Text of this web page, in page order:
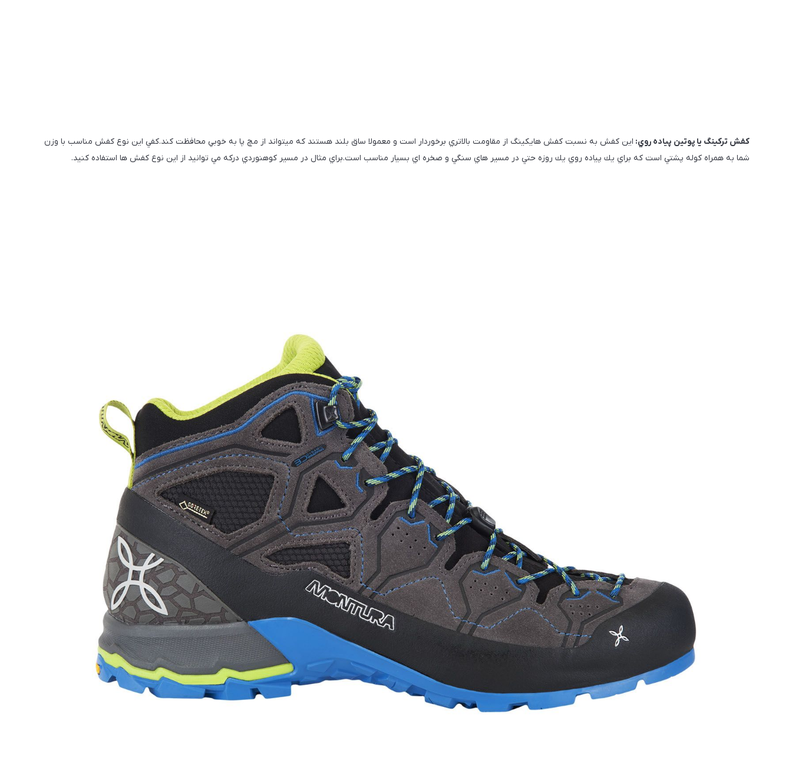
كفش تركينگ يا پوتين پياده روي: اين كفش به نسبت كفش هايكينگ از مقاومت بالاتري برخوردار است و معمولا ساق بلند هستند كه ميتواند از مچ پا به خوبي محافظت كند.كفي اين نوع كفش مناسب با وزن
شما به همراه كوله پشتي است كه براي يك پياده روي يك روزه حتي در مسير هاي سنگي و صخره اي بسيار مناسب است.براي مثال در مسير كوهنوردي دركه مي توانيد از اين نوع كفش ها استفاده كنيد.